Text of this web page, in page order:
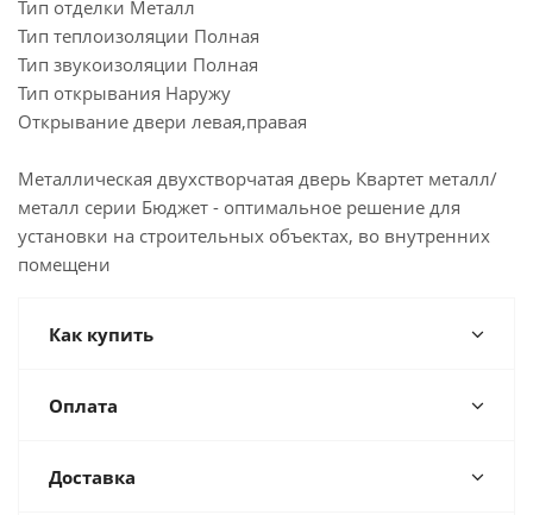
Тип отделки Металл
Тип теплоизоляции Полная
Тип звукоизоляции Полная
Тип открывания Наружу
Открывание двери левая,правая
Металлическая двухстворчатая дверь Квартет металл/
металл серии Бюджет - оптимальное решение для
установки на строительных объектах, во внутренних
помещени
Как купить
Оплата
Доставка